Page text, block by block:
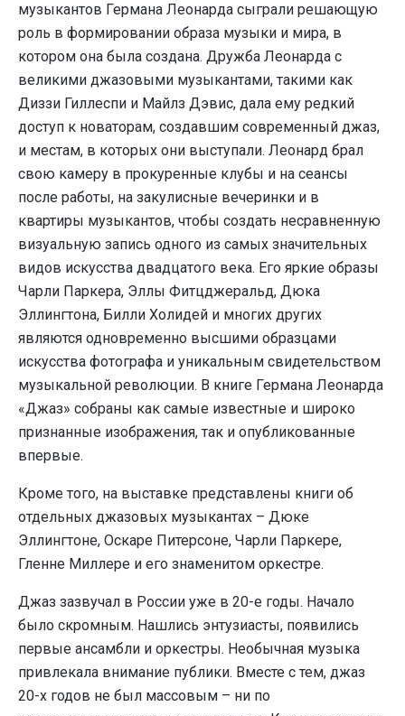
музыкантов Германа Леонарда сыграли решающую
роль в формировании образа музыки и мира, в
котором она была создана. Дружба Леонарда с
великими джазовыми музыкантами, такими как
Диззи Гиллеспи и Майлз Дэвис, дала ему редкий
доступ к новаторам, создавшим современный джаз,
и местам, в которых они выступали. Леонард брал
свою камеру в прокуренные клубы и на сеансы
после работы, на закулисные вечеринки и в
квартиры музыкантов, чтобы создать несравненную
визуальную запись одного из самых значительных
видов искусства двадцатого века. Его яркие образы
Чарли Паркера, Эллы Фитцджеральд, Дюка
Эллингтона, Билли Холидей и многих других
являются одновременно высшими образцами
искусства фотографа и уникальным свидетельством
музыкальной революции. В книге Германа Леонарда
«Джаз» собраны как самые известные и широко
признанные изображения, так и опубликованные
впервые.
Кроме того, на выставке представлены книги об
отдельных джазовых музыкантах – Дюке
Эллингтоне, Оскаре Питерсоне, Чарли Паркере,
Гленне Миллере и его знаменитом оркестре.
Джаз зазвучал в России уже в 20-е годы. Начало
было скромным. Нашлись энтузиасты, появились
первые ансамбли и оркестры. Необычная музыка
привлекала внимание публики. Вместе с тем, джаз
20-х годов не был массовым – ни по